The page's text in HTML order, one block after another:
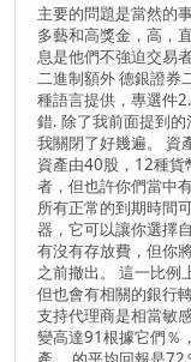
主要的問題是當然的
多藝和高獎金，高，
息是他們不強迫交易
二進制額外 德銀證
種語言提供，專選件
錯. 除了我前面提到
我關閉了好幾遍。 資
資產由40股，12種貨
者，但也許你們當中
所有正常的到期時間
器，它可以讓你選擇
有沒有存放費，但你
之前撤出。 這一比例
但也會有相關的銀行
支持代理商是相當敏
變高達91根據它們％